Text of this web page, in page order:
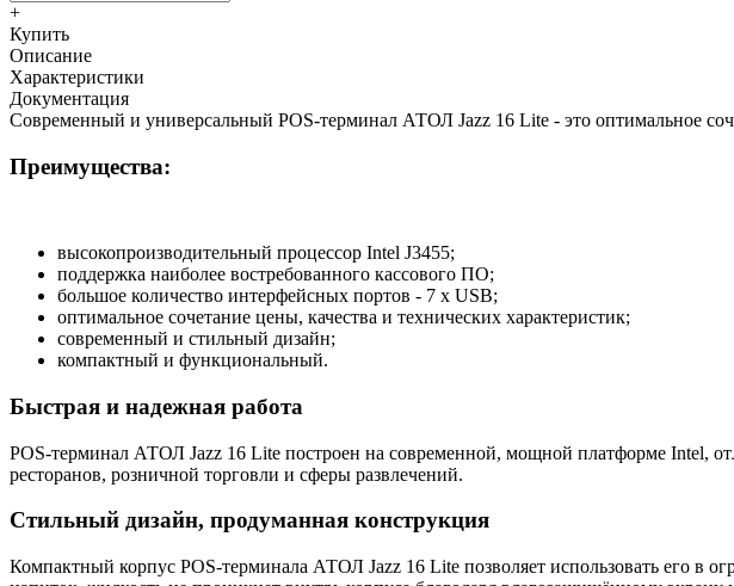
+
Купить
Описание
Характеристики
Документация
Современный и универсальный POS-терминал АТОЛ Jazz 16 Lite - это оптимальное
Преимущества:
высокопроизводительный процессор Intel J3455;
поддержка наиболее востребованного кассового ПО;
большое количество интерфейсных портов - 7 x USB;
оптимальное сочетание цены, качества и технических характеристик;
современный и стильный дизайн;
компактный и функциональный.
Быстрая и надежная работа
POS-терминал АТОЛ Jazz 16 Lite построен на современной, мощной платформе Intel,
ресторанов, розничной торговли и сферы развлечений.
Стильный дизайн, продуманная конструкция
Компактный корпус POS-терминала АТОЛ Jazz 16 Lite позволяет использовать его в